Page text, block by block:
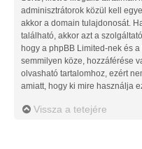
adminisztrátorok közül kell
akkor a domain tulajdonosát.
található, akkor azt a
hogy a phpBB Limited-nek és
semmilyen köze, hozzáférése
olvasható tartalomhoz, ezért
amiatt, hogy ki mire használja
Vissza a tetejére